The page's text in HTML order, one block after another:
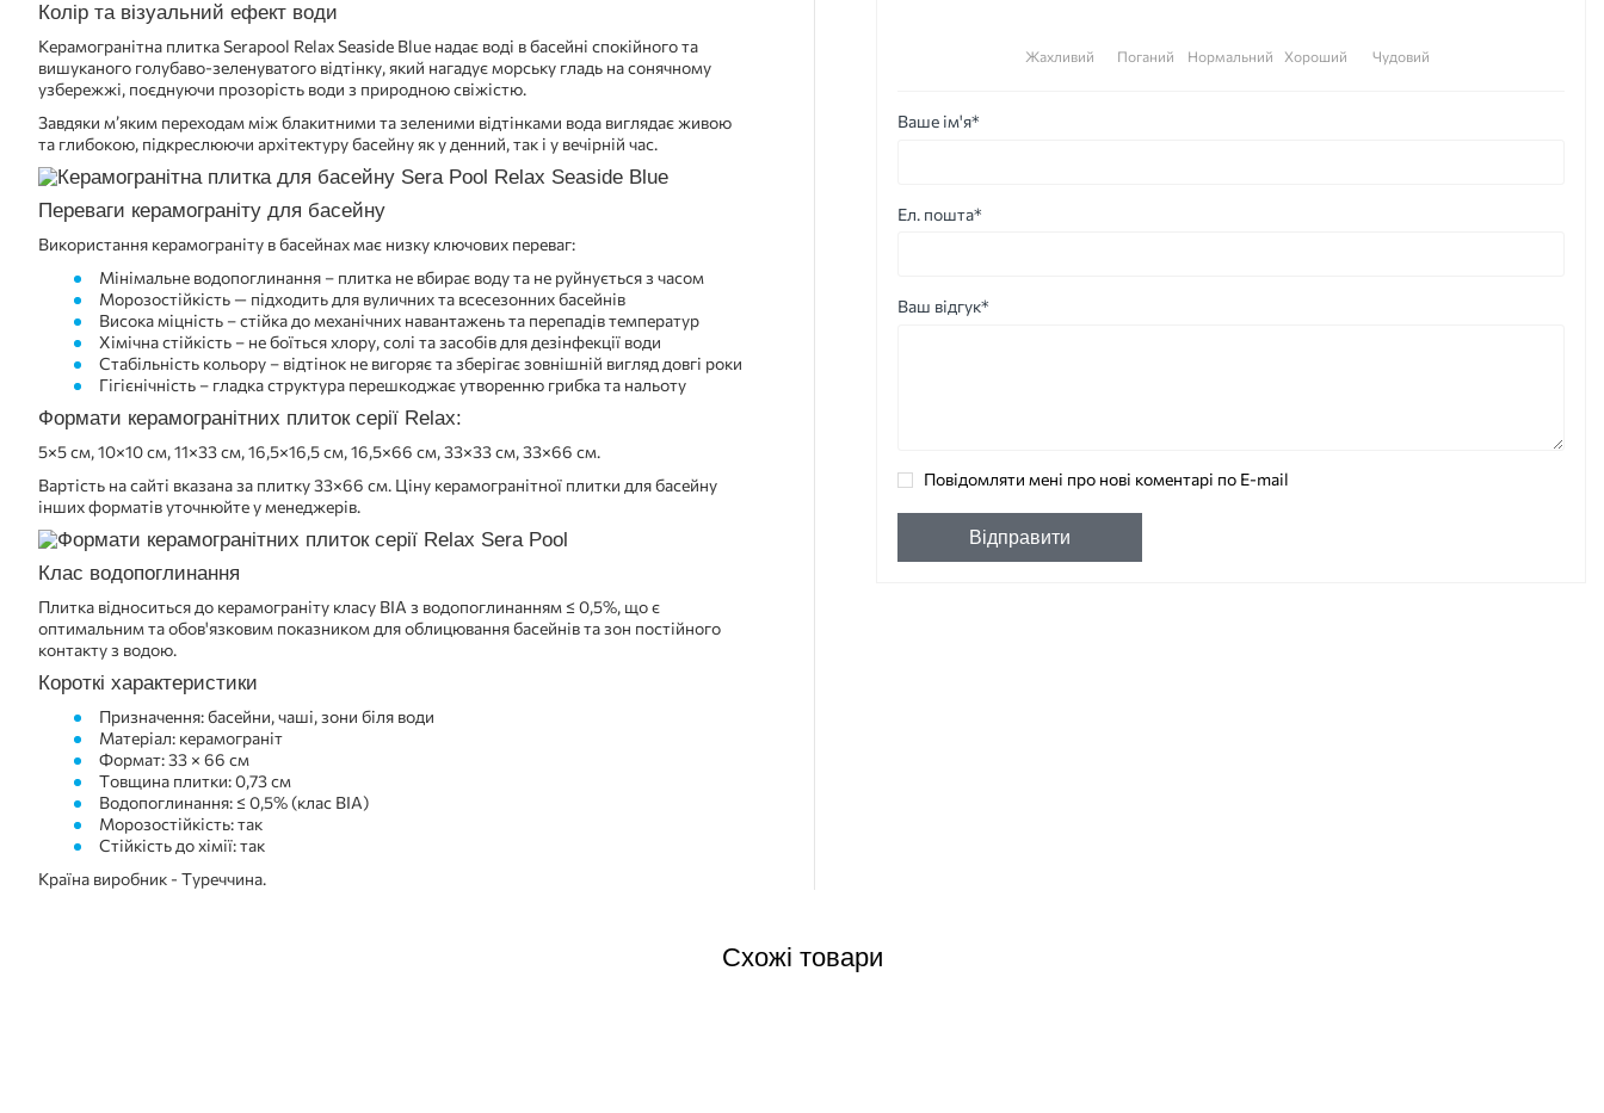
Колір та візуальний ефект води
Керамогранітна плитка Serapool Relax Seaside Blue надає воді в басейні спокійного та
вишуканого голубаво-зеленуватого відтінку, який нагадує морську гладь на сонячному
узбережжі, поєднуючи прозорість води з природною свіжістю.
Завдяки м’яким переходам між блакитними та зеленими відтінками вода виглядає живою
та глибокою, підкреслюючи архітектуру басейну як у денний, так і у вечірній час.
Переваги керамограніту для басейну
Використання керамограніту в басейнах має низку ключових переваг:
Мінімальне водопоглинання – плитка не вбирає воду та не руйнується з часом
Морозостійкість — підходить для вуличних та всесезонних басейнів
Висока міцність – стійка до механічних навантажень та перепадів температур
Хімічна стійкість – не боїться хлору, солі та засобів для дезінфекції води
Стабільність кольору – відтінок не вигоряє та зберігає зовнішній вигляд довгі роки
Гігієнічність – гладка структура перешкоджає утворенню грибка та нальоту
Формати керамогранітних плиток серії Relax:
5×5 см, 10×10 см, 11×33 см, 16,5×16,5 см, 16,5×66 см, 33×33 см, 33×66 см.
Вартість на сайті вказана за плитку 33×66 см. Ціну керамогранітної плитки для басейну
інших форматів уточнюйте у менеджерів.
Клас водопоглинання
Плитка відноситься до керамограніту класу BIA з водопоглинанням ≤ 0,5%, що є
оптимальним та обов'язковим показником для облицювання басейнів та зон постійного
контакту з водою.
Короткі характеристики
Призначення: басейни, чаші, зони біля води
Матеріал: керамограніт
Формат: 33 × 66 см
Товщина плитки: 0,73 см
Водопоглинання: ≤ 0,5% (клас BIA)
Морозостійкість: так
Стійкість до хімії: так
Країна виробник - Туреччина.
Чудовий
Хороший
Нормальний
Поганий
Жахливий
Ваше ім'я*
Ел. пошта*
Ваш відгук*
Повідомляти мені про нові коментарі по E-mail
Відправити
Схожі товари